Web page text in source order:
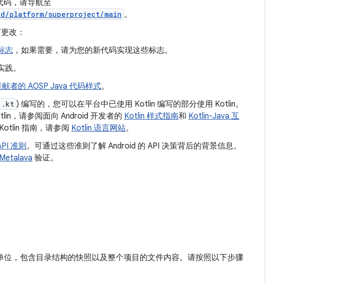
码，请导航至
platform/superproject/main 。
改：
志 ，如果需要，请为您的新代码实现这些标志。
。
者的 AOSP Java 代码样式。
.kt ) 编写的，您可以在平台中已使用 Kotlin 编写的部分使用 Kotlin。
，请参阅面向 Android 开发者的 Kotlin 样式指南和 Kotlin-Java 互
指南，请参阅 Kotlin 语言网站。
准则。可通过这些准则了解 Android 的 API 决策背后的背景信息。
Metalava 验证。
，包含目录结构的快照以及整个项目的文件内容。 请按照以下步骤